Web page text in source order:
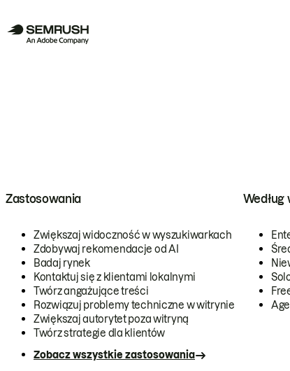
Zastosowania
Zwiększaj widoczność w wyszukiwarkach
Zdobywaj rekomendacje od AI
Badaj rynek
Kontaktuj się z klientami lokalnymi
Twórz angażujące treści
Rozwiązuj problemy techniczne w witrynie
Zwiększaj autorytet poza witryną
Twórz strategie dla klientów
Zobacz wszystkie zastosowania
Według